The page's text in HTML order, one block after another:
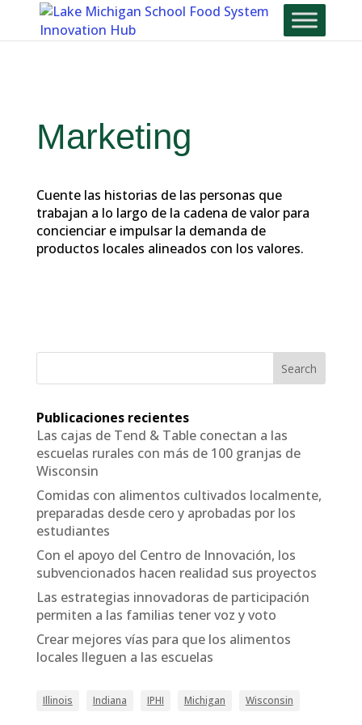
Content
Marketing
Cuente las historias de las personas que
trabajan a lo largo de la cadena de valor para
concienciar e impulsar la demanda de
productos locales alineados con los valores.
Search
Publicaciones recientes
Las cajas de Tend & Table conectan a las
escuelas rurales con más de 100 granjas de
Wisconsin
Comidas con alimentos cultivados localmente,
preparadas desde cero y aprobadas por los
estudiantes
Con el apoyo del Centro de Innovación, los
subvencionados hacen realidad sus proyectos
Las estrategias innovadoras de participación
permiten a las familias tener voz y voto
Crear mejores vías para que los alimentos
locales lleguen a las escuelas
Illinois Indiana IPHI Michigan Wisconsin